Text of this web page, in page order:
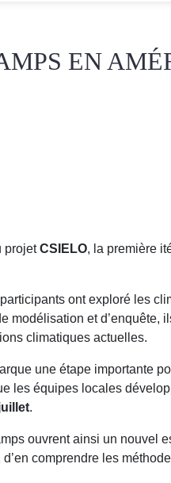
EN
projetCSIELO, la première
ont exploré les
modélisation et
climatiques actuelles.
une étape importante
les équipes locales
.
ouvrent ainsi un nouvel
comprendre les